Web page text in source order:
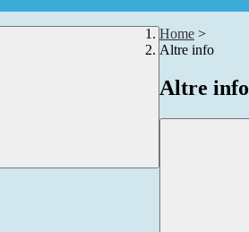
Home >
Altre info
Altre info